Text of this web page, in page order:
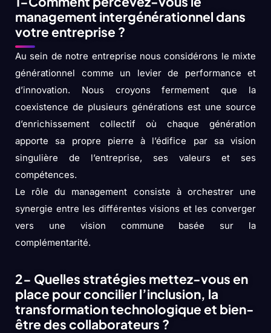
management intergénérationnel dans
votre entreprise ?
Au sein de notre entreprise nous considérons le mixte
générationnel comme un levier de performance et
d’innovation. Nous croyons fermement que la
coexistence de plusieurs générations est une source
d’enrichissement collectif où chaque génération
apporte sa propre pierre à l’édifice par sa vision
singulière de l’entreprise, ses valeurs et ses
compétences.
Le rôle du management consiste à orchestrer une
synergie entre les différentes visions et les converger
vers une vision commune basée sur la
complémentarité.
2- Quelles stratégies mettez-vous en
place pour concilier l’inclusion, la
transformation technologique et bien-
être des collaborateurs ?